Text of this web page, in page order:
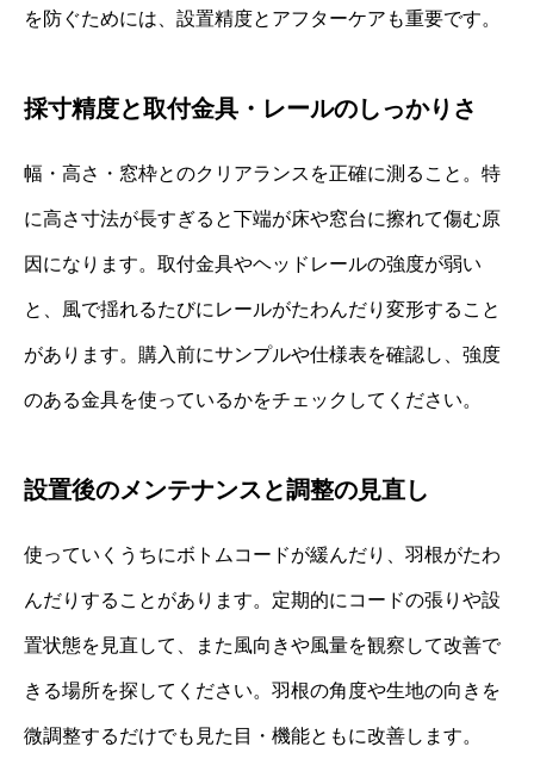
を防ぐためには、設置精度とアフターケアも重要です。
採寸精度と取付金具・レールのしっかりさ
幅・高さ・窓枠とのクリアランスを正確に測ること。特
に高さ寸法が長すぎると下端が床や窓台に擦れて傷む原
因になります。取付金具やヘッドレールの強度が弱い
と、風で揺れるたびにレールがたわんだり変形すること
があります。購入前にサンプルや仕様表を確認し、強度
のある金具を使っているかをチェックしてください。
設置後のメンテナンスと調整の見直し
使っていくうちにボトムコードが緩んだり、羽根がたわ
んだりすることがあります。定期的にコードの張りや設
置状態を見直して、また風向きや風量を観察して改善で
きる場所を探してください。羽根の角度や生地の向きを
微調整するだけでも見た目・機能ともに改善します。